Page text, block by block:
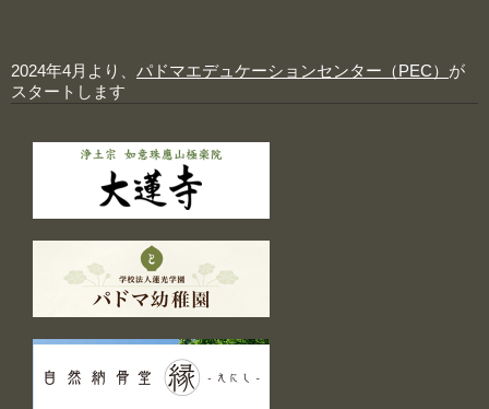
2024年4月より、 パドマエデュケーションセンター（PEC） が
スタートします